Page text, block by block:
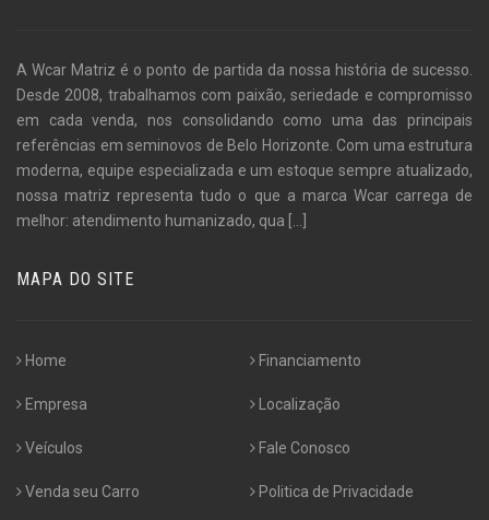
A Wcar Matriz é o ponto de partida da nossa história de sucesso.
Desde 2008, trabalhamos com paixão, seriedade e compromisso
em cada venda, nos consolidando como uma das principais
referências em seminovos de Belo Horizonte. Com uma estrutura
moderna, equipe especializada e um estoque sempre atualizado,
nossa matriz representa tudo o que a marca Wcar carrega de
melhor: atendimento humanizado, qua [...]
MAPA DO SITE
Home
Empresa
Veículos
Venda seu Carro
Financiamento
Localização
Fale Conosco
Politica de Privacidade